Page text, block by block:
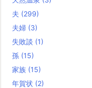
夫 (299)
夫婦 (3)
失敗談 (1)
孫 (15)
家族 (15)
年賀状 (2)